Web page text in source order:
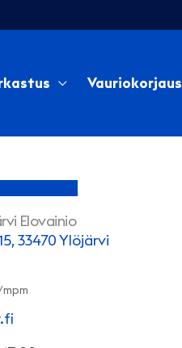
Vauriokorjaus
Elovainio
33470 Ylöjärvi